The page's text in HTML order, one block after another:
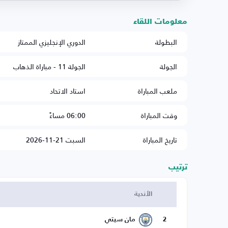
معلومات اللقاء
البطولة
الدوري الإنجليزي الممتاز
الجولة
الجولة 11 - مباراة الذهاب
ملعب المباراة
استاد الاتحاد
وقت المباراة
06:00 مساءً
تاريخ المباراة
السبت 21-11-2026
ترتيب
الأندية
2 مان سيتي